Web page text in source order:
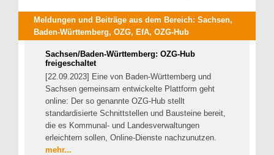
Meldungen und Beiträge aus dem Bereich: Sachsen,
Baden-Württemberg, OZG, EfA, OZG-Hub
Sachsen/Baden-Württemberg: OZG-Hub
freigeschaltet
[22.09.2023] Eine von Baden-Württemberg und
Sachsen gemeinsam entwickelte Plattform geht
online: Der so genannte OZG-Hub stellt
standardisierte Schnittstellen und Bausteine bereit,
die es Kommunal- und Landesverwaltungen
erleichtern sollen, Online-Dienste nachzunutzen.
mehr...